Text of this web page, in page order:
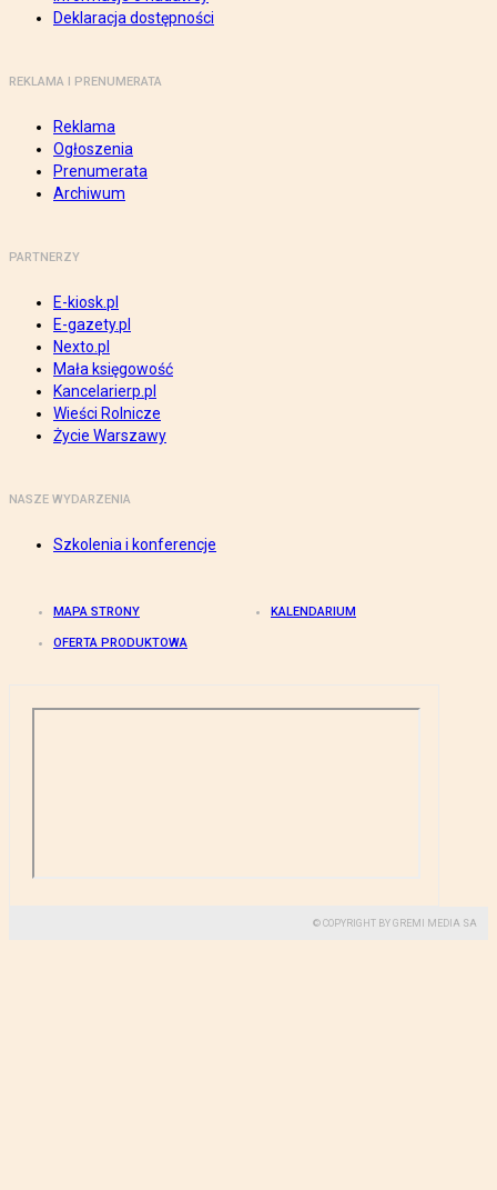
Deklaracja dostępności
REKLAMA I PRENUMERATA
Reklama
Ogłoszenia
Prenumerata
Archiwum
PARTNERZY
E-kiosk.pl
E-gazety.pl
Nexto.pl
Mała księgowość
Kancelarierp.pl
Wieści Rolnicze
Życie Warszawy
NASZE WYDARZENIA
Szkolenia i konferencje
MAPA STRONY KALENDARIUM
OFERTA PRODUKTOWA
© COPYRIGHT BY GREMI MEDIA SA